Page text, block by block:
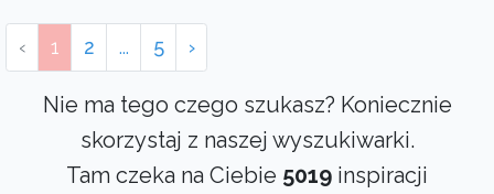
‹ 1 2 ... 5 ›
Nie ma tego czego szukasz? Koniecznie
skorzystaj z naszej wyszukiwarki.
Tam czeka na Ciebie 5019 inspiracji